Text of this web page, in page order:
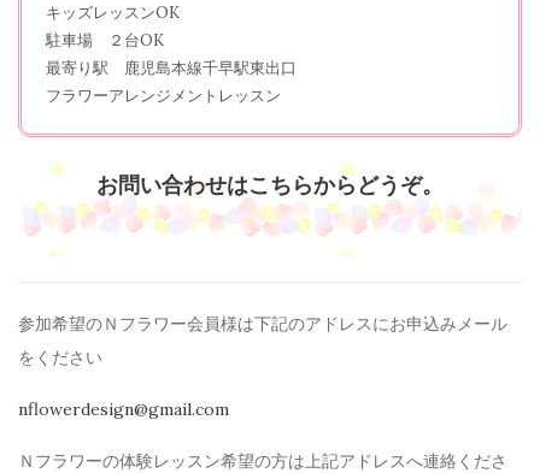
キッズレッスンOK
駐車場 ２台OK
最寄り駅 鹿児島本線千早駅東出口
フラワーアレンジメントレッスン
お問い合わせはこちらからどうぞ。
参加希望のＮフラワー会員様は下記のアドレスにお申込みメール
を ください
nflowerdesign@gmail.com
Ｎフラワーの体験レッスン希望の方は上記アドレスへ連絡くださ